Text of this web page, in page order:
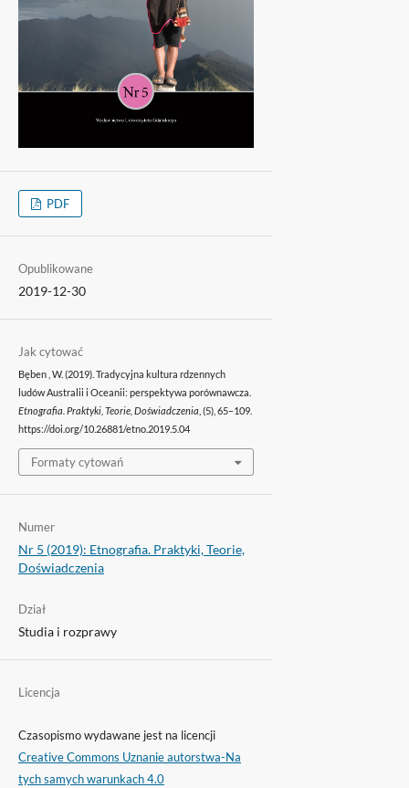
PDF
Opublikowane
2019-12-30
Jak cytować
Bęben , W. (2019). Tradycyjna kultura rdzennych
ludów Australii i Oceanii: perspektywa porównawcza.
Etnografia. Praktyki, Teorie, Doświadczenia , (5), 65–109.
https://doi.org/10.26881/etno.2019.5.04
Formaty cytowań
Numer
Nr 5 (2019): Etnografia. Praktyki, Teorie,
Doświadczenia
Dział
Studia i rozprawy
Licencja
Czasopismo wydawane jest na licencji
Creative Commons Uznanie autorstwa-Na
tych samych warunkach 4.0